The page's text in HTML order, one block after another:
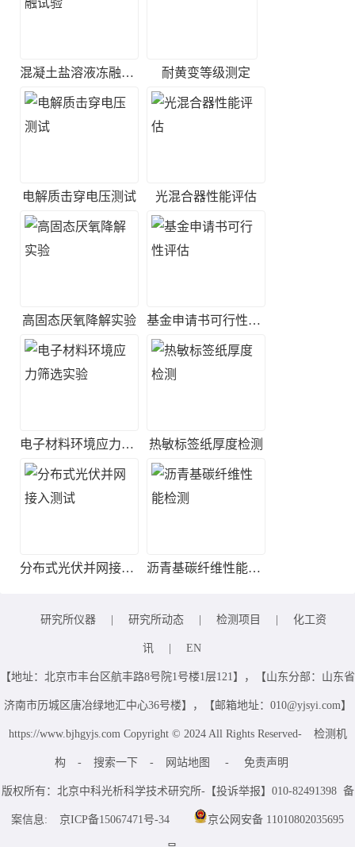
混凝土盐溶液冻融试验 耐黄变等级测定
电解质击穿电压测试 光混合器性能评估
高固态厌氧降解实验 基金申请书可行性评估
电子材料环境应力筛选实验 热敏标签纸厚度检测
分布式光伏并网接入测试 沥青基碳纤维性能检测
研究所仪器 研究所动态 检测项目 化工资
讯 EN
【地址：北京市丰台区航丰路8号院1号楼1层121】，【山东分部：山东省
济南市历城区唐冶绿地汇中心36号楼】，【邮箱地址：010@yjsyi.com】
https://www.bjhgyjs.com Copyright © 2024 All Rights Reserved- 检测机
构 - 搜索一下 - 网站地图 - 免责声明
版权所有：北京中科光析科学技术研究所-【投诉举报】010-82491398 备
案信息: 京ICP备15067471号-34 京公网安备 11010802035695